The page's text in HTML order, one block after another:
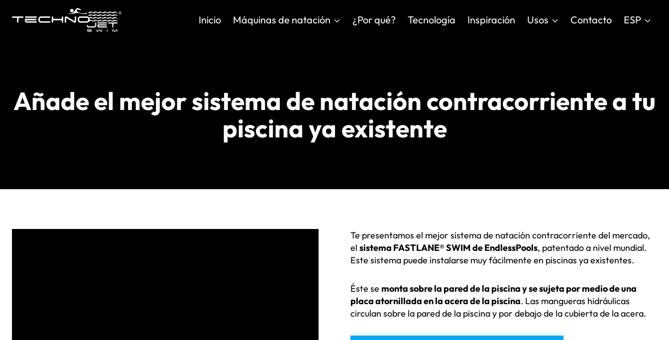
Inicio Máquinas de natación ¿Por qué? Tecnología Inspiración Usos Contacto ESP
Añade el mejor sistema de natación contracorriente a tu
piscina ya existente
Te presentamos el mejor sistema de natación contracorriente del mercado,
el sistema FASTLANE® SWIMde EndlessPools, patentado a nivel mundial.
Este sistema puede instalarse muy fácilmente en piscinas ya existentes.
Éste se monta sobre la pared de la piscina y se sujeta por medio de una
placa atornillada en la acera de la piscina. Las mangueras hidráulicas
circulan sobre la pared de la piscina y por debajo de la cubierta de la acera.